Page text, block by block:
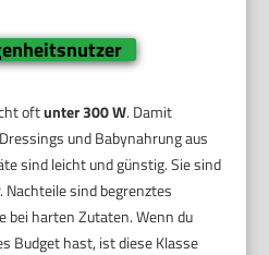
oftunter 300 W. Damit
und Babynahrung aus
sind leicht und günstig. Sie sind
sind begrenztes
bei harten Zutaten. Wenn du
Budget hast, ist diese Klasse